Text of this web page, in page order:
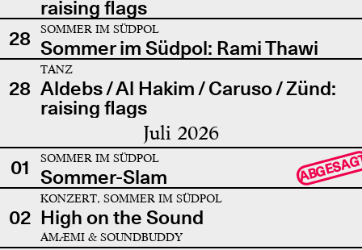
raising flags
28
SOMMER IM SÜDPOL
Sommer im Südpol: Rami Thawi
28
TANZ
Aldebs / Al Hakim / Caruso / Zünd:
raising flags
Juli 2026
01 SOMMER IM SÜDPOL
Sommer-Slam
02
KONZERT, SOMMER IM SÜDPOL
High on the Sound
AMÆMI & SOUNDBUDDY